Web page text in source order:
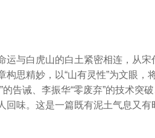
与白虎山的白土紧密相连，从
思精妙，以“山有灵性”为文眼，
告诫、李振华“零废弃”的技术
味。这是一篇既有泥土气息又